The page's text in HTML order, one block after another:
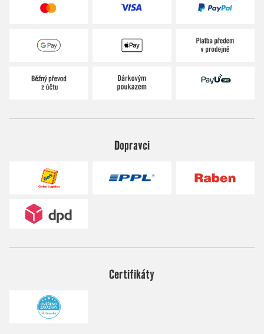
Dopravci
Certifikáty